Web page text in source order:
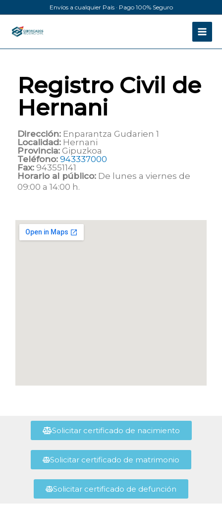
al
contenido
Envíos a cualquier País · Pago 100% Seguro
Registro Civil de
Hernani
Dirección: Enparantza Gudarien 1
Localidad: Hernani
Provincia: Gipuzkoa
Teléfono: 943337000
Fax: 943551141
Horario al público: De lunes a viernes de
09:00 a 14:00 h.
Solicitar certificado de nacimiento
Solicitar certificado de matrimonio
Solicitar certificado de defunción